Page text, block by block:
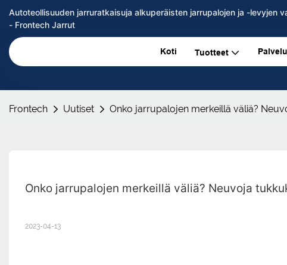
Autoteollisuuden jarruratkaisuja alkuperäisten jarrupalojen ja -levyjen
- Frontech Jarrut
Koti Tuotteet
Frontech Uutiset Onko jarrupalojen merkeillä väliä?
Onko jarrupalojen merkeillä väliä? Neuvoja
2023-04-13